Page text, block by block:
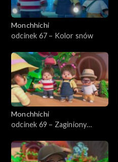
Monchhichi
odcinek 67 – Kolor snów
Monchhichi
odcinek 69 – Zaginiony